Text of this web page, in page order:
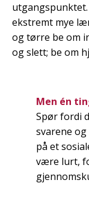
ekstremt mye
og tørre be om
og slett; be om
Men én
Spør fordi
svarene
på et
være lurt,